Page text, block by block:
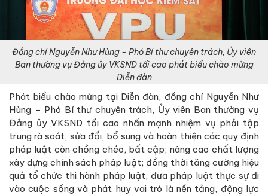
Đồng chí Nguyễn Như Hùng - Phó Bí thư chuyên trách, Ủy viên
Ban thường vụ Đảng ủy VKSND tối cao phát biểu chào mừng
Diễn đàn
Phát biểu chào mừng tại Diễn đàn, đồng chí Nguyễn Như
Hùng – Phó Bí thư chuyên trách, Ủy viên Ban thường vụ
Đảng ủy VKSND tối cao nhấn mạnh nhiệm vụ phải tập
trung rà soát, sửa đổi, bổ sung và hoàn thiện các quy định
pháp luật còn chồng chéo, bất cập; nâng cao chất lượng
xây dựng chính sách pháp luật; đồng thời tăng cường hiệu
quả tổ chức thi hành pháp luật, đưa pháp luật thực sự đi
vào cuộc sống và phát huy vai trò là nền tảng, động lực